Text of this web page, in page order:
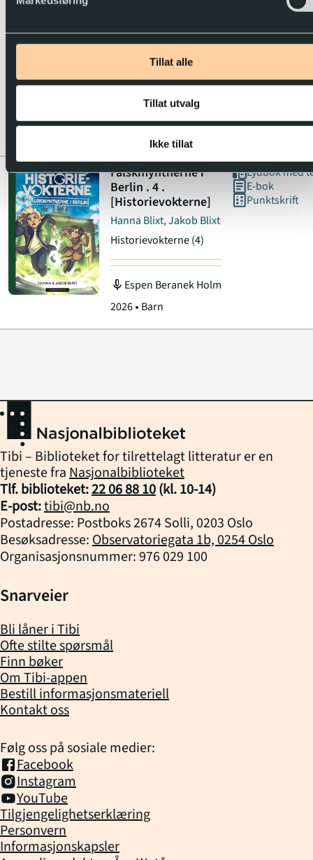
Tillat alle
Tillat utvalg
Ikke tillat
Budapest . 3
Hanna Blixt, Jakob Blixt
Historievokterne(3)
Espen Beranek Holm
Lydbok med
E-bok
Punktskrift
Falskmyntnerne i
Berlin . 4 .
[Historievokterne]
Hanna Blixt, Jakob Blixt
Historievokterne(4)
mic Espen Beranek Holm
2026 Barn
Lydbok med
E-bok
Punktskrift
Tibi – Biblioteket for tilrettelagt litteratur er en
tjeneste fraNasjonalbiblioteket
Tlf. biblioteket:22 06 88 10(kl.10-14)
E-post:tibi@nb.no
Postadresse: Postboks 2674 Solli, 0203 Oslo
Besøksadresse:Observatoriegata 1b, 0254 Oslo
Organisasjonsnummer: 976 029 100
Snarveier
Bli låner i Tibi
Ofte stilte spørsmål
Finn bøker
Om Tibi-appen
Bestill informasjonsmateriell
Kontakt oss
Følg oss på sosiale medier:
Facebook
Instagram
YouTube
Tilgjengelighetserklæring
Personvern
Informasjonskapsler